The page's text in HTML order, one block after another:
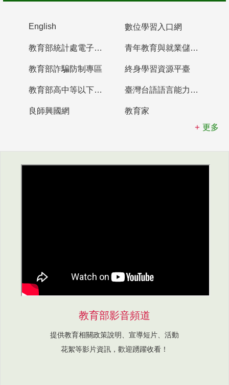
English 數位學習入口網
教育部統計處電子書櫃 青年教育與就業儲蓄帳戶
教育部詐騙防制專區 終身學習資源平臺
教育部高中等以下學校及幼兒園教師資格檢定考試 臺灣台語語言能力認證網站
良師興國網
教育家
更多
教育部影音頻道
提供教育相關政策說明、宣導短片、活動
花絮等影片資訊，歡迎踴躍收看！